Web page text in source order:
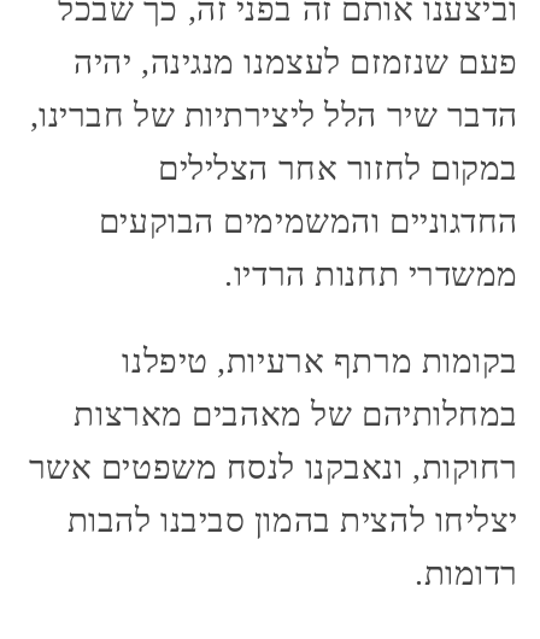
וביצענו אותם זה בפני זה, כך שבכל
פעם שנזמזם לעצמנו מנגינה, יהיה
הדבר שיר הלל ליצירתיות של חברינו,
במקום לחזור אחר הצלילים
החדגוניים והמשמימים הבוקעים
ממשדרי תחנות הרדיו.
בקומות מרתף ארעיות, טיפלנו
במחלותיהם של מאהבים מארצות
רחוקות, ונאבקנו לנסח משפטים אשר
יצליחו להצית בהמון סביבנו להבות
רדומות.